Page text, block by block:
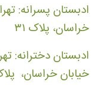
ادبستان پسرانه:
خراسان، پلاک ۳۱
ادبستان دخترانه:
خیابان خراسان، پلاک